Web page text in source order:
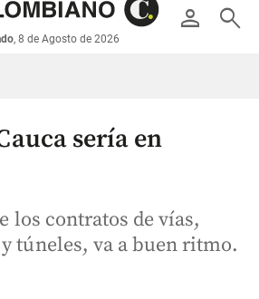
person search
, 8 de Agosto de 2026
sería en
los contratos de vías,
túneles, va a buen ritmo.